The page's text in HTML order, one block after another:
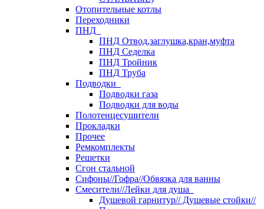
Отопительные котлы
Переходники
ПНД
ПНД Отвод,заглушка,кран,муфта
ПНД Седелка
ПНД Тройник
ПНД Труба
Подводки
Подводки газа
Подводки для воды
Полотенцесушители
Прокладки
Прочее
Ремкомплекты
Решетки
Сгон стальной
Сифоны//Гофра//Обвязка для ванны
Смесители//Лейки для душа
Душевой гарнитур// Душевые стойки//